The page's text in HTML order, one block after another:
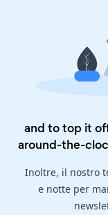
and to top it
around-the-
Inoltre, il nostro
e notte per